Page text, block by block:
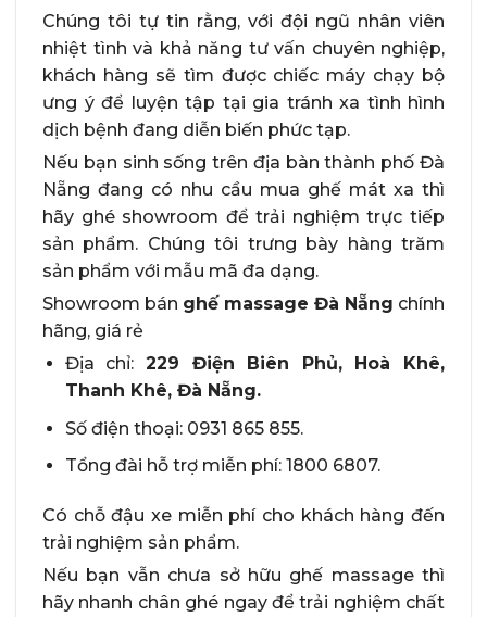
Chúng tôi tự tin rằng, với đội ngũ nhân viên
nhiệt tình và khả năng tư vấn chuyên nghiệp,
khách hàng sẽ tìm được chiếc máy chạy bộ
ưng ý để luyện tập tại gia tránh xa tình hình
dịch bệnh đang diễn biến phức tạp.
Nếu bạn sinh sống trên địa bàn thành phố Đà
Nẵng đang có nhu cầu mua ghế mát xa thì
hãy ghé showroom để trải nghiệm trực tiếp
sản phẩm. Chúng tôi trưng bày hàng trăm
sản phẩm với mẫu mã đa dạng.
Showroom bán ghế massage Đà Nẵng chính
hãng, giá rẻ
Địa chỉ: 229 Điện Biên Phủ, Hoà Khê,
Thanh Khê, Đà Nẵng.
Số điện thoại: 0931 865 855.
Tổng đài hỗ trợ miễn phí: 1800 6807.
Có chỗ đậu xe miễn phí cho khách hàng đến
trải nghiệm sản phẩm.
Nếu bạn vẫn chưa sở hữu ghế massage thì
hãy nhanh chân ghé ngay để trải nghiệm chất